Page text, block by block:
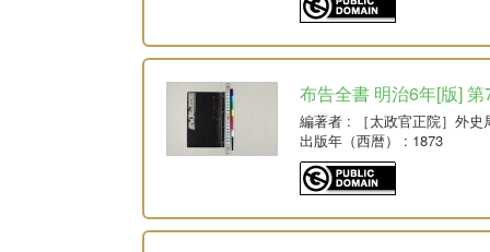
布告全書 明治6年[版] 第
編著者 : ［太政官正院］外史
出版年（西暦）
: 1873